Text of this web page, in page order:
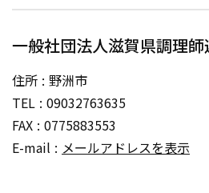
一般社団法人滋賀県調理
住所 野洲市
TEL 09032763635
FAX 0775883553
E-mail
メールアドレスを表示